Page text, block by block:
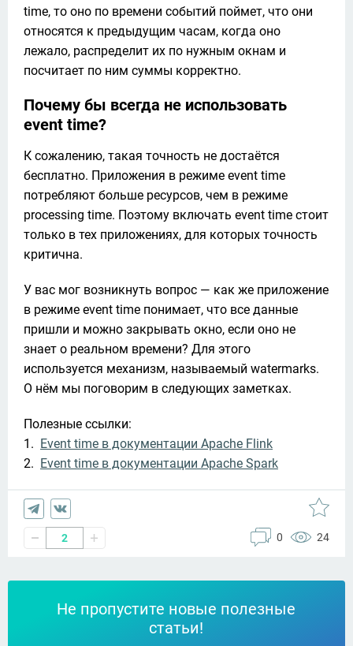
time, то оно по времени событий поймет, что они
относятся к предыдущим часам, когда оно
лежало, распределит их по нужным окнам и
посчитает по ним суммы корректно.
Почему бы всегда не использовать
event time?
К сожалению, такая точность не достаётся
бесплатно. Приложения в режиме event time
потребляют больше ресурсов, чем в режиме
processing time. Поэтому включать event time стоит
только в тех приложениях, для которых точность
критична.
У вас мог возникнуть вопрос — как же приложение
в режиме event time понимает, что все данные
пришли и можно закрывать окно, если оно не
знает о реальном времени? Для этого
используется механизм, называемый watermarks.
О нём мы поговорим в следующих заметках.
Полезные ссылки:
1. Event time в документации Apache Flink
2. Event time в документации Apache Spark
2 0 24
Не пропустите новые полезные
статьи!